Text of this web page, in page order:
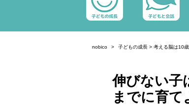
nobico 子どもの成長 > 考える脳は10
伸びない子
までに育て